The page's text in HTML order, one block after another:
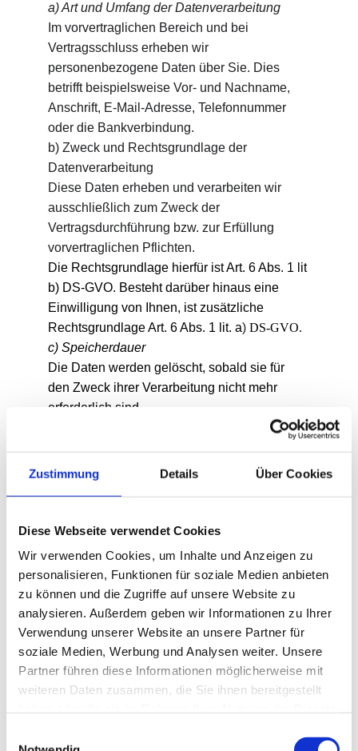
Zustimmung Details Über Cookies
Diese Webseite verwendet Cookies
Wir verwenden Cookies, um Inhalte und Anzeigen zu
personalisieren, Funktionen für soziale Medien anbieten
zu können und die Zugriffe auf unsere Website zu
analysieren. Außerdem geben wir Informationen zu Ihrer
Verwendung unserer Website an unsere Partner für
soziale Medien, Werbung und Analysen weiter. Unsere
Partner führen diese Informationen möglicherweise mit
weiteren Daten zusammen, die Sie ihnen bereitgestellt
a) Art und Umfang der Datenverarbeitung
Im vorvertraglichen Bereich und bei
Vertragsschluss erheben wir
personenbezogene Daten über Sie. Dies
betrifft beispielsweise Vor- und Nachname,
Anschrift, E-Mail-Adresse, Telefonnummer
oder die Bankverbindung.
b) Zweck und Rechtsgrundlage der
Datenverarbeitung
Diese Daten erheben und verarbeiten wir
ausschließlich zum Zweck der
Vertragsdurchführung bzw. zur Erfüllung
vorvertraglichen Pflichten.
Die Rechtsgrundlage hierfür ist Art. 6 Abs. 1 lit
b) DS-GVO. Besteht darüber hinaus eine
Einwilligung von Ihnen, ist zusätzliche
Rechtsgrundlage Art. 6 Abs. 1 lit. a) DS-GVO.
c) Speicherdauer
Die Daten werden gelöscht, sobald sie für
den Zweck ihrer Verarbeitung nicht mehr
erforderlich sind.
beispielsweise handels- oder
der Abgabenordnung (AO). Sofern solche
sperren oder löschen wir Ihre Daten mit Ende
dieser Aufbewahrungspflichten.
6. Datenübermittlung
Wir geben Ihre personenbezogenen Daten
nur an Dritte weiter, wenn:
a) Sie hierzu ihre ausdrückliche Einwilligung
Abs. 1 lit. b) DS-GVO zur Erfüllung eines